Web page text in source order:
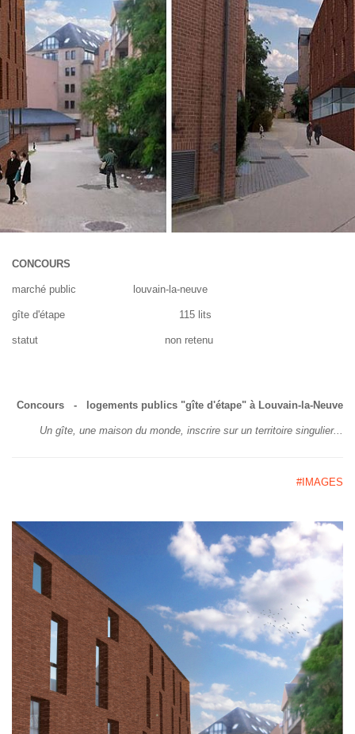
CONCOURS
marché public louvain-la-neuve
gîte d'étape 115 lits
statut non retenu
Concours - logements publics "gîte d'étape" à Louvain-la-Neuve
Un gîte, une maison du monde, inscrire sur un territoire singulier...
#IMAGES